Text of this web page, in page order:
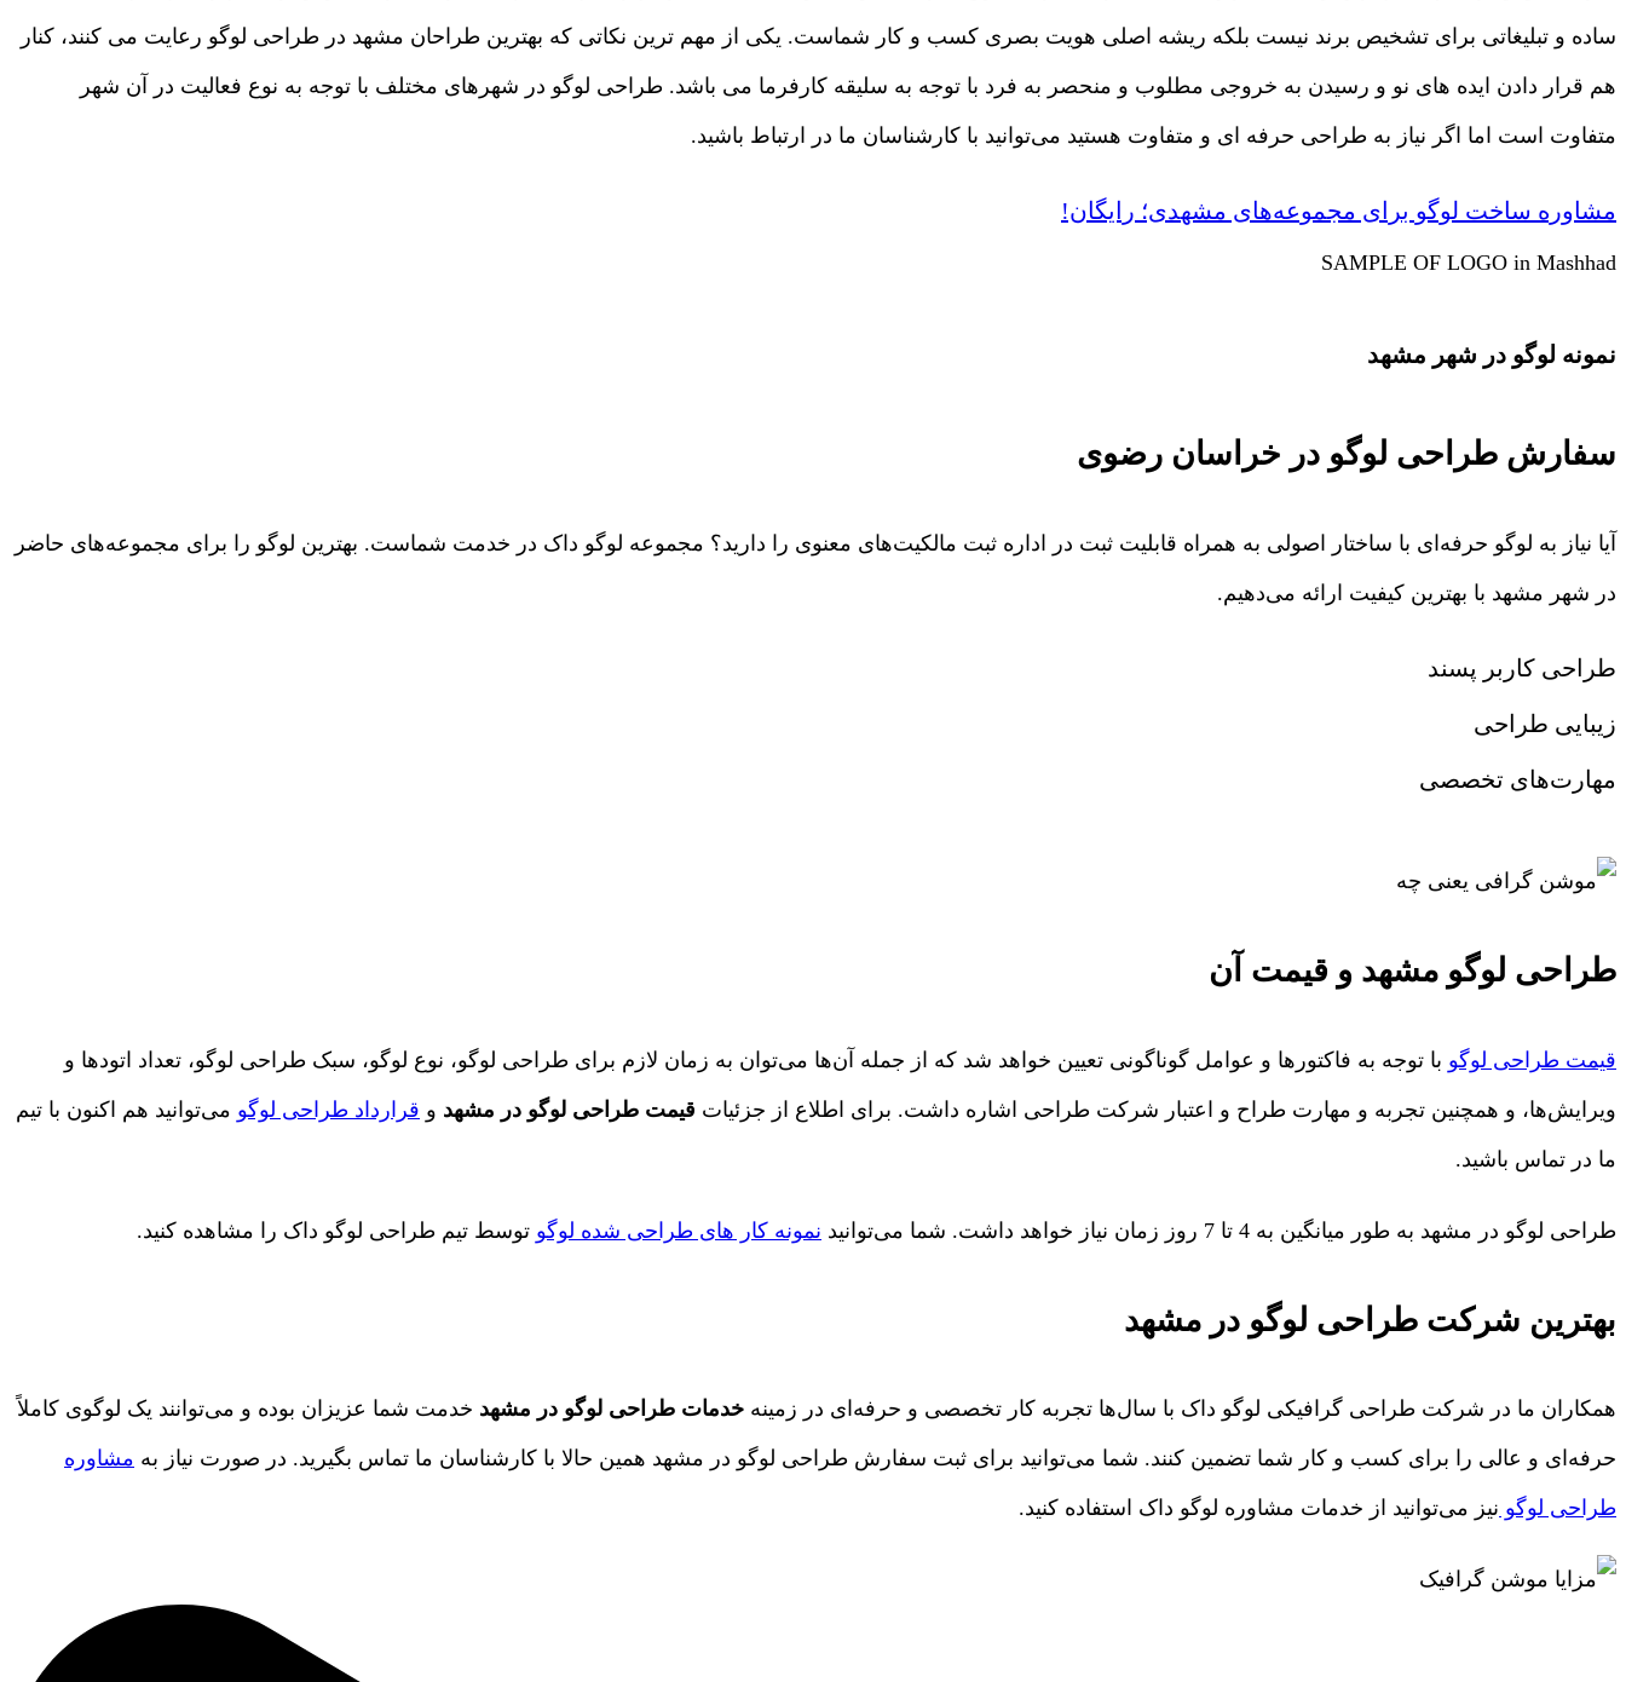
ساده و تبلیغاتی برای تشخیص برند نیست بلکه ریشه اصلی هویت بصری کسب و کار شماست. یکی از مهم ترین نکاتی که بهترین طراحان مشهد در طراحی لوگو رعایت می کنند، کنار
هم قرار دادن ایده های نو و رسیدن به خروجی مطلوب و منحصر به فرد با توجه به سلیقه کارفرما می باشد. طراحی لوگو در شهرهای مختلف با توجه به نوع فعالیت در آن شهر
متفاوت است اما اگر نیاز به طراحی حرفه ای و متفاوت هستید می‌توانید با کارشناسان ما در ارتباط باشید.
مشاوره ساخت لوگو برای مجموعه‌های مشهدی؛ رایگان!
SAMPLE OF LOGO in Mashhad
نمونه لوگو در شهر مشهد
سفارش طراحی لوگو در خراسان رضوی
آیا نیاز به لوگو حرفه‌ای با ساختار اصولی به همراه قابلیت ثبت در اداره ثبت مالکیت‌های معنوی را دارید؟ مجموعه لوگو داک در خدمت شماست. بهترین لوگو را برای مجموعه‌های حاضر
در شهر مشهد با بهترین کیفیت ارائه می‌دهیم.
طراحی کاربر پسند
زیبایی طراحی
مهارت‌های تخصصی
طراحی لوگو مشهد و قیمت آن
قیمت طراحی لوگو با توجه به فاکتورها و عوامل گوناگونی تعیین خواهد شد که از جمله آن‌ها می‌توان به زمان لازم برای طراحی لوگو، نوع لوگو، سبک طراحی لوگو، تعداد اتودها و
ویرایش‌ها، و همچنین تجربه و مهارت طراح و اعتبار شرکت طراحی اشاره داشت. برای اطلاع از جزئیات قیمت طراحی لوگو در مشهد و قرارداد طراحی لوگو می‌توانید هم اکنون با تیم
ما در تماس باشید.
طراحی لوگو در مشهد به طور میانگین به 4 تا 7 روز زمان نیاز خواهد داشت. شما می‌توانید نمونه کار های طراحی شده لوگو توسط تیم طراحی لوگو داک را مشاهده کنید.
بهترین شرکت طراحی لوگو در مشهد
همکاران ما در شرکت طراحی گرافیکی لوگو داک با سال‌ها تجربه کار تخصصی و حرفه‌ای در زمینه خدمات طراحی لوگو در مشهد خدمت شما عزیزان بوده و می‌توانند یک لوگوی کاملاً
حرفه‌ای و عالی را برای کسب و کار شما تضمین کنند. شما می‌توانید برای ثبت سفارش طراحی لوگو در مشهد همین حالا با کارشناسان ما تماس بگیرید. در صورت نیاز به مشاوره
طراحی لوگو نیز می‌توانید از خدمات مشاوره لوگو داک استفاده کنید.